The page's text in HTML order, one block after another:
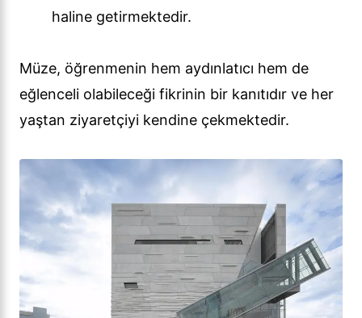
haline getirmektedir.
Müze, öğrenmenin hem aydınlatıcı hem de
eğlenceli olabileceği fikrinin bir kanıtıdır ve her
yaştan ziyaretçiyi kendine çekmektedir.